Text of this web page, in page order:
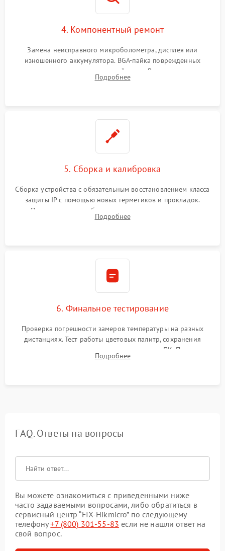
4. Компонентный ремонт
Замена неисправного микроболометра, дисплея или
изношенного аккумулятора. BGA-пайка поврежденных
контроллеров на материнской плате. Восстановление
разъемов и кнопок, замена поврежденных элементов
Подробнее
5. Сборка и калибровка
Сборка устройства с обязательным восстановлением класса
защиты IP с помощью новых герметиков и прокладок.
Программная калибровка матрицы по эталонному
абсолютно черному телу для точного измерения температур.
Подробнее
6. Финальное тестирование
Проверка погрешности замеров температуры на разных
дистанциях. Тест работы цветовых палитр, сохранения
термограмм в память и передачи данных на ПК. Проверка
автономности работы и итоговый контроль качества.
Подробнее
FAQ. Ответы на вопросы
Вы можете ознакомиться с приведенными ниже
часто задаваемыми вопросами, либо обратиться в
сервисный центр “FIX-Hikmicro” по следующему
телефону+7 (800) 301-55-83 если не нашли ответ на
свой вопрос.